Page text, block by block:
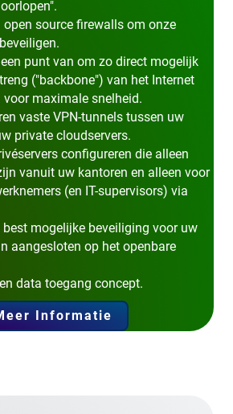
open source firewalls om onze
punt van om zo direct mogelijk
("backbone") van het Internet
voor maximale snelheid.
vaste VPN-tunnels tussen uw
private cloudservers.
configureren die alleen
vanuit uw kantoren en alleen voor
(en IT-supervisors) via
best mogelijke beveiliging voor uw
aangesloten op het openbare
data toegang concept.
Informatie